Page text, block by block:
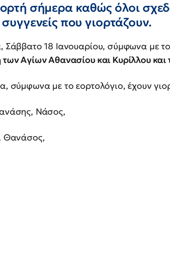
σήμερα καθώς όλοι
που γιορτάζουν.
Σάββατο 18 Ιανουαρίου, σύμφωνα με
Αγίων Αθανασίου και Κυρίλλου και
σύμφωνα με το εορτολόγιο, έχουν
Νάσος,
Θανάσος,